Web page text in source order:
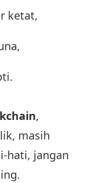
ketat,
,
masih
hati, jangan